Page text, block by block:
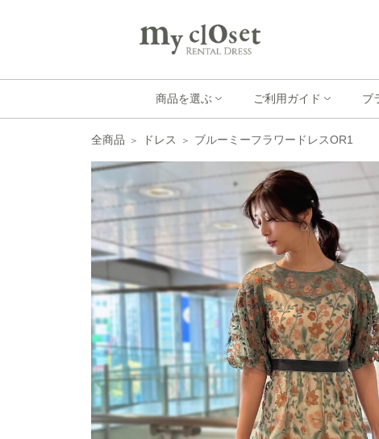
商品を選ぶ ご利用ガイド ブ
全商品 ドレス ブルーミーフラワードレスOR1